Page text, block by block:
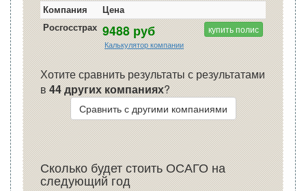
Компания
Цена
Росгосстрах 9488 руб
Калькулятор компании
купить полис
Хотите сравнить результаты с результатами
в44 других компаниях?
Сравнить с другими компаниями
Сколько будет стоить ОСАГО на
следующий год